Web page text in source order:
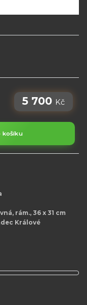
5 700 Kč
košíku
rám., 36 x 31 cm
Králové